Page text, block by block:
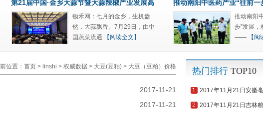
第21届中国·金乡大蒜节暨大蒜辣椒产业发展高
峰论坛
锄禾网：七月的金乡，生机盎
然，大蒜飘香。7月29日，由中
国蔬菜流通
【阅读全文】
推动南阳中医药产业“往前
品牌双
推动南阳
步”发展，
——
【阅
位置： 首页 > linshi > 权威数据 > 大豆(豆粕) > 大豆（豆粕）价格
2017-11-21
2017-11-21
热门排行 TOP10
2017年11月21日安徽
2017年11月21日吉林